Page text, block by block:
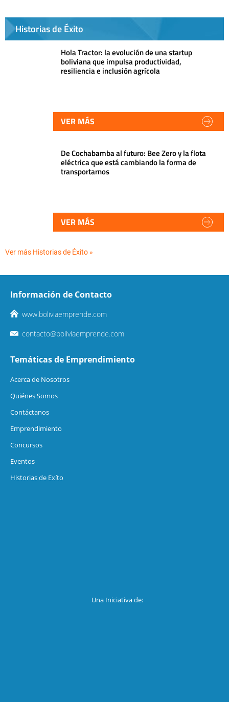
Historias de Éxito
Hola Tractor: la evolución de una startup
boliviana que impulsa productividad,
resiliencia e inclusión agrícola
VER MÁS
De Cochabamba al futuro: Bee Zero y la flota
eléctrica que está cambiando la forma de
transportarnos
VER MÁS
Ver más Historias de Éxito »
Información de Contacto
www.boliviaemprende.com
contacto@boliviaemprende.com
Temáticas de Emprendimiento
Acerca de Nosotros
Quiénes Somos
Contáctanos
Emprendimiento
Concursos
Eventos
Historias de Exíto
Una Iniciativa de: